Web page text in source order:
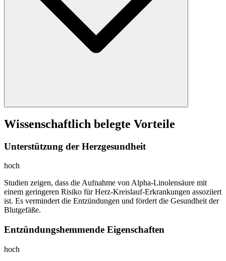
Wissenschaftlich belegte Vorteile
Unterstützung der Herzgesundheit
hoch
Studien zeigen, dass die Aufnahme von Alpha-Linolensäure mit
einem geringeren Risiko für Herz-Kreislauf-Erkrankungen assoziiert
ist. Es vermindert die Entzündungen und fördert die Gesundheit der
Blutgefäße.
Entzündungshemmende Eigenschaften
hoch